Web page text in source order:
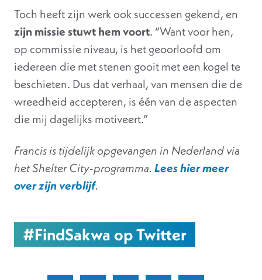
Toch heeft zijn werk ook successen gekend, en
zijn missie stuwt hem voort. “Want voor hen,
op commissie niveau, is het geoorloofd om
iedereen die met stenen gooit met een kogel te
beschieten. Dus dat verhaal, van mensen die de
wreedheid accepteren, is één van de aspecten
die mij dagelijks motiveert.”
Francis is tijdelijk opgevangen in Nederland via
het Shelter City-programma. Lees hier meer
over zijn verblijf.
#FindSakwa op Twitter